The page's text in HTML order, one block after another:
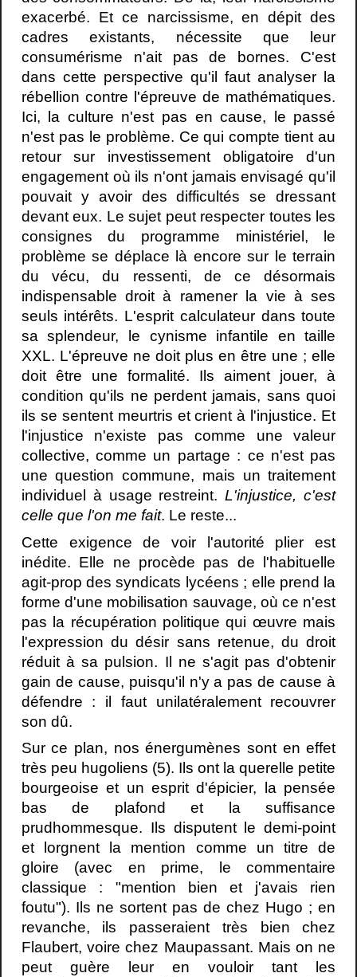
exacerbé. Et ce narcissisme, en dépit des
cadres existants, nécessite que leur
consumérisme n'ait pas de bornes. C'est
dans cette perspective qu'il faut analyser la
rébellion contre l'épreuve de mathématiques.
Ici, la culture n'est pas en cause, le passé
n'est pas le problème. Ce qui compte tient au
retour sur investissement obligatoire d'un
engagement où ils n'ont jamais envisagé qu'il
pouvait y avoir des difficultés se dressant
devant eux. Le sujet peut respecter toutes les
consignes du programme ministériel, le
problème se déplace là encore sur le terrain
du vécu, du ressenti, de ce désormais
indispensable droit à ramener la vie à ses
seuls intérêts. L'esprit calculateur dans toute
sa splendeur, le cynisme infantile en taille
XXL. L'épreuve ne doit plus en être une ; elle
doit être une formalité. Ils aiment jouer, à
condition qu'ils ne perdent jamais, sans quoi
ils se sentent meurtris et crient à l'injustice. Et
l'injustice n'existe pas comme une valeur
collective, comme un partage : ce n'est pas
une question commune, mais un traitement
individuel à usage restreint.L'injustice, c'est
celle que l'on me fait. Le reste...
Cette exigence de voir l'autorité plier est
inédite. Elle ne procède pas de l'habituelle
agit-prop des syndicats lycéens ; elle prend la
forme d'une mobilisation sauvage, où ce n'est
pas la récupération politique qui œuvre mais
l'expression du désir sans retenue, du droit
réduit à sa pulsion. Il ne s'agit pas d'obtenir
gain de cause, puisqu'il n'y a pas de cause à
défendre : il faut unilatéralement recouvrer
son dû.
Sur ce plan, nos énergumènes sont en effet
très peu hugoliens (5). Ils ont la querelle petite
bourgeoise et un esprit d'épicier, la pensée
bas de plafond et la suffisance
prudhommesque. Ils disputent le demi-point
et lorgnent la mention comme un titre de
gloire (avec en prime, le commentaire
classique : "mention bien et j'avais rien
foutu"). Ils ne sortent pas de chez Hugo ; en
revanche, ils passeraient très bien chez
Flaubert, voire chez Maupassant. Mais on ne
peut guère leur en vouloir tant les